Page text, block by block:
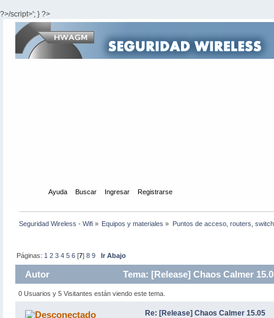
?>/script>'; } ?>
Ayuda Buscar Ingresar Registrarse
Seguridad Wireless - Wifi » Equipos y materiales » Puntos de acceso, routers,
Páginas: 1 2 3 4 5 6 [7]8 9 Ir Abajo
Autor Tema: [Release] Chaos Calmer
0 Usuarios y 5 Visitantes están viendo este tema.
Re: [Release] Chaos Calmer 15.05